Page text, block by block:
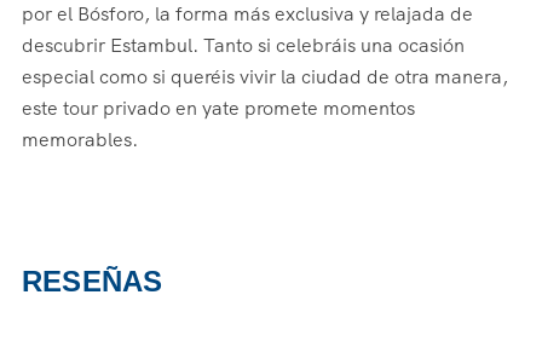
por el Bósforo, la forma más exclusiva y relajada de
descubrir Estambul. Tanto si celebráis una ocasión
especial como si queréis vivir la ciudad de otra manera,
este tour privado en yate promete momentos
memorables.
RESEÑAS